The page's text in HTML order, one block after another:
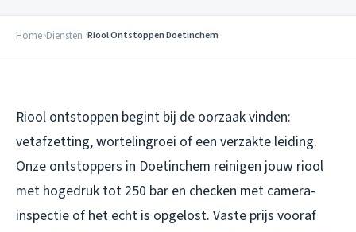
Home Diensten Riool Ontstoppen Doetinchem
Riool ontstoppen begint bij de oorzaak vinden:
vetafzetting, wortelingroei of een verzakte leiding.
Onze ontstoppers in Doetinchem reinigen jouw riool
met hogedruk tot 250 bar en checken met camera-
inspectie of het echt is opgelost. Vaste prijs vooraf